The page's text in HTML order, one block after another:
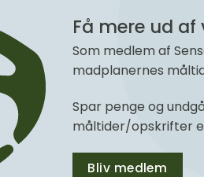
Få mere ud
Som medlem af
madplanernes
Spar penge og
måltider/opskrifter
Bliv medlem